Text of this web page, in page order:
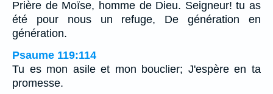
Prière de Moïse, homme de Dieu. Seigneur! tu as
été pour nous un refuge, De génération en
génération.
Psaume 119:114
Tu es mon asile et mon bouclier; J'espère en ta
promesse.